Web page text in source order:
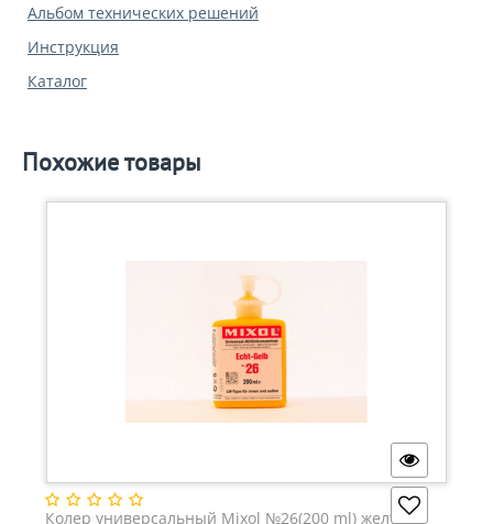
Альбом технических решений
Инструкция
Каталог
Похожие товары
Колер универсальный Mixol №26(200 ml) желтый